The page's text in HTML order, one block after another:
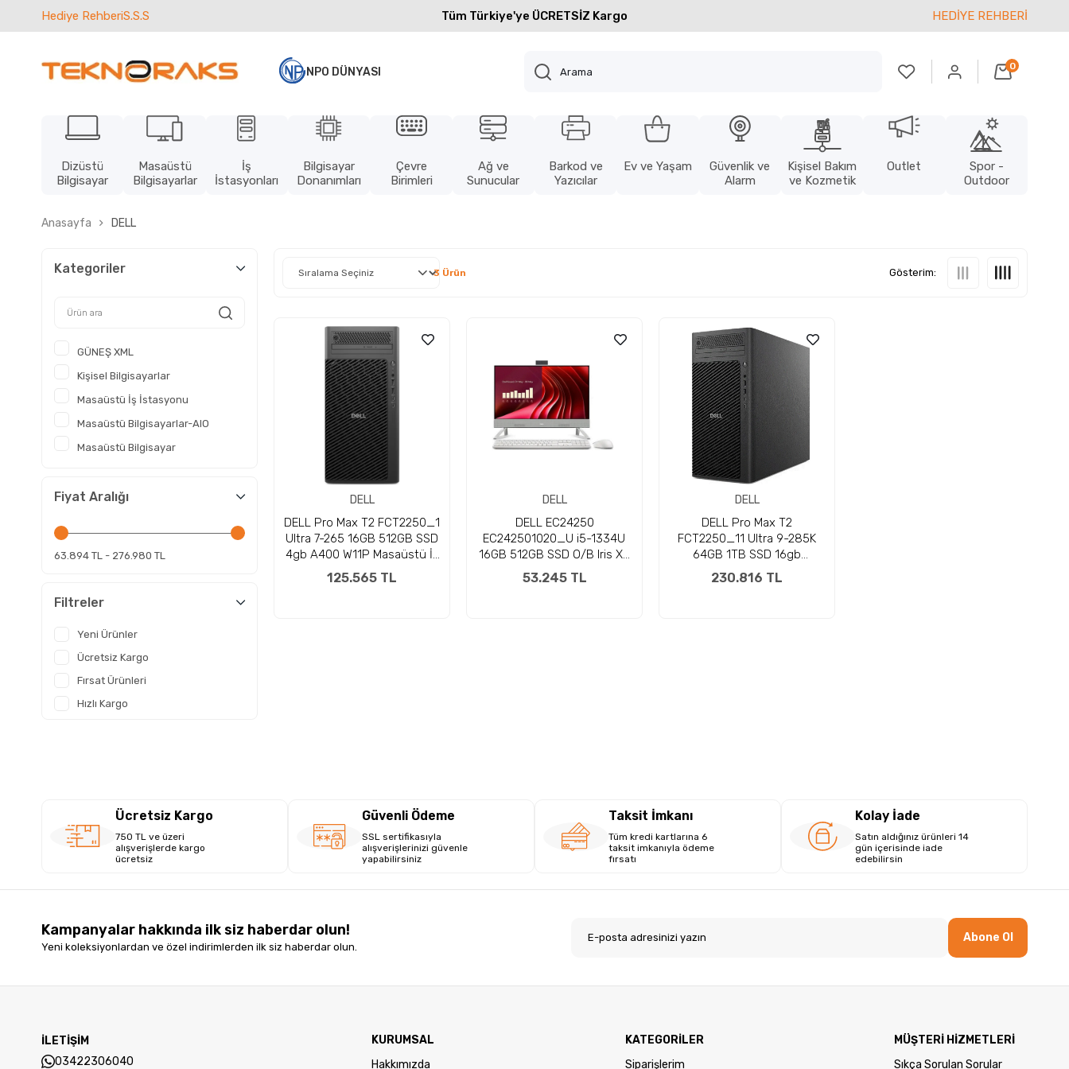
Hediye RehberiS.S.S Tüm Türkiye'ye ÜCRETSİZ Kargo HEDİYE REHBERİ
NPO DÜNYASI 0
Dizüstü
Bilgisayar
Masaüstü
Bilgisayarlar
İş
İstasyonları
Bilgisayar
Donanımları
Çevre
Birimleri
Ağ ve
Sunucular
Barkod ve
Yazıcılar
Ev ve Yaşam
Güvenlik ve
Alarm
Kişisel Bakım
ve Kozmetik
Outlet
Spor -
Outdoor
Anasayfa DELL
Kategoriler
GÜNEŞ XML
Kişisel Bilgisayarlar
Masaüstü İş İstasyonu
Masaüstü Bilgisayarlar-AIO
Masaüstü Bilgisayar
Fiyat Aralığı
63.894 TL - 276.980 TL
Filtreler
Yeni Ürünler
Ücretsiz Kargo
Fırsat Ürünleri
Hızlı Kargo
3 Ürün
DELL
DELL Pro Max T2 FCT2250_1
Ultra 7-265 16GB 512GB SSD
4gb A400 W11P Masaüstü İş
istasyonu
125.565 TL
DELL
DELL EC24250
EC242501020_U i5-1334U
16GB 512GB SSD O/B Iris Xe
23.8" Beyaz DOS All in One
PC
53.245 TL
DELL
DELL Pro Max T2
FCT2250_11 Ultra 9-285K
64GB 1TB SSD 16gb
RTX2000Ada W11P Masaüstü
İş istasyonu
230.816 TL
Ücretsiz Kargo
750 TL ve üzeri
alışverişlerde kargo
ücretsiz
Güvenli Ödeme
SSL sertifikasıyla
alışverişlerinizi güvenle
yapabilirsiniz
Taksit İmkanı
Tüm kredi kartlarına 6
taksit imkanıyla ödeme
fırsatı
Kolay İade
Satın aldığınız ürünleri 14
gün içerisinde iade
edebilirsin
Kampanyalar hakkında ilk siz haberdar olun!
Yeni koleksiyonlardan ve özel indirimlerden ilk siz haberdar olun.
Abone Ol
İLETİŞİM
03422306040
KURUMSAL
Hakkımızda
KATEGORİLER
Siparişlerim
MÜŞTERİ HİZMETLERİ
Sıkça Sorulan Sorular